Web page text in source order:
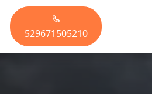
529671505210